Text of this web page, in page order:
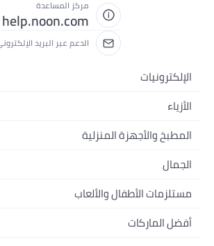
مركز المساعدة
help.noon.com
الدعم عبر البريد الإلكتروني
الإلكترونيات
الجوالات
اللابتوبات
الأجهزة المنزلية
التلفزيونات
السماعات
ألعاب القيمنق
الأزياء
أزياء نسائية
أزياء البنات
أزياء الأولاد
المجوهرات
المطبخ والأجهزة المنزلية
الحمام
المطبخ والسفرة
أدوات وتحسين المنزل
الجمال
العطور
العناية بالشعر
مستلزمات الأطفال والألعاب
الحفاضات
أفضل الماركات